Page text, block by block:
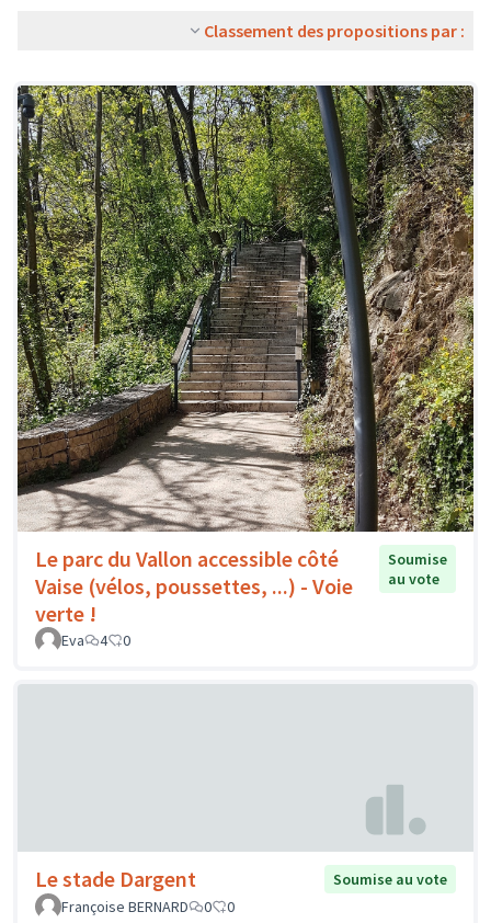
Classement des propositions par :
Le parc du Vallon accessible côté
Vaise (vélos, poussettes, ...) - Voie
verte !
Soumise
au vote
Eva 4 0
Le stade Dargent
Soumise au vote
Françoise BERNARD
0 0